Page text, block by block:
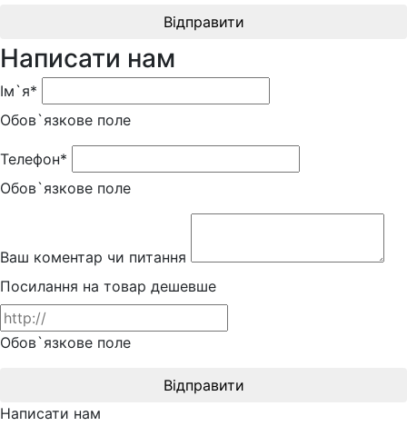
Відправити
Написати нам
Ім`я*
Обов`язкове поле
Телефон*
Обов`язкове поле
Ваш коментар чи питання
Посилання на товар дешевше
Обов`язкове поле
Відправити
Написати нам